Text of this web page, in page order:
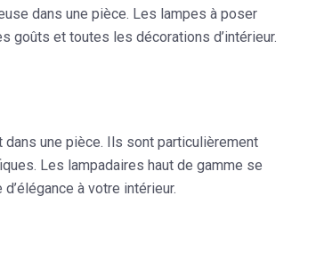
dans une pièce. Les lampes à poser
goûts et toutes les décorations d’intérieur.
une pièce. Ils sont particulièrement
Les lampadaires haut de gamme se
à votre intérieur.